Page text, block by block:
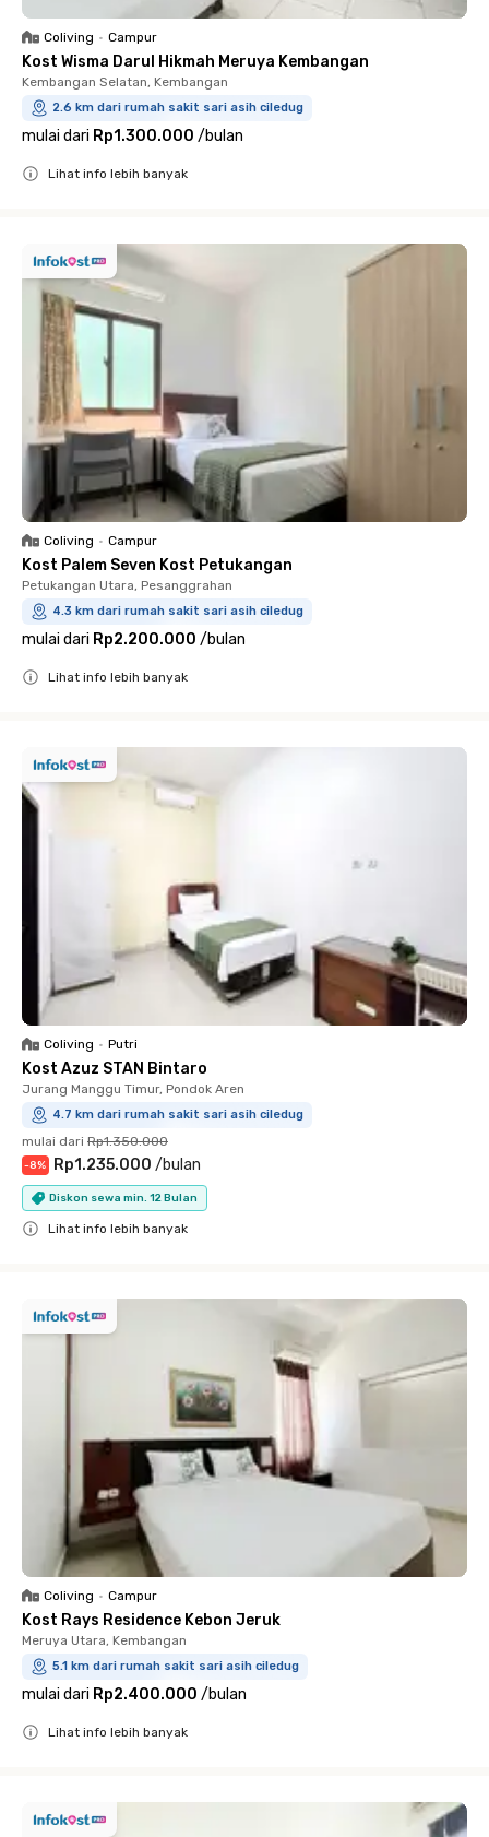
Coliving • Campur
Kost Wisma Darul Hikmah Meruya Kembangan
Kembangan Selatan, Kembangan
2.6 km dari rumah sakit sari asih ciledug
mulai dari Rp1.300.000 /bulan
Lihat info lebih banyak
Coliving • Campur
Kost Palem Seven Kost Petukangan
Petukangan Utara, Pesanggrahan
4.3 km dari rumah sakit sari asih ciledug
mulai dari Rp2.200.000 /bulan
Lihat info lebih banyak
Coliving • Putri
Kost Azuz STAN Bintaro
Jurang Manggu Timur, Pondok Aren
4.7 km dari rumah sakit sari asih ciledug
mulai dari Rp1.350.000
-8% Rp1.235.000 /bulan
Diskon sewa min. 12 Bulan
Lihat info lebih banyak
Coliving • Campur
Kost Rays Residence Kebon Jeruk
Meruya Utara, Kembangan
5.1 km dari rumah sakit sari asih ciledug
mulai dari Rp2.400.000 /bulan
Lihat info lebih banyak